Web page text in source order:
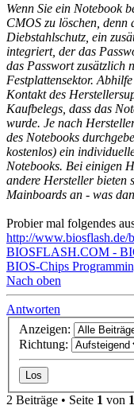
Wenn Sie ein Notebook
CMOS zu löschen, denn
Diebstahlschutz, ein
integriert, der das
das Passwort zusätzlich
Festplattensektor.
Kontakt des
Kaufbelegs, dass das
wurde. Je nach
des Notebooks
kostenlos) ein
Notebooks. Bei einigen
andere Hersteller bieten
Mainboards an - was
Probier mal folgendes
http://www.biosflash.de/
BIOSFLASH.COM -
BIOS-Chips
Nach oben
Antworten
Anzeigen:
Richtung:
2 Beiträge • Seite 1 von 1